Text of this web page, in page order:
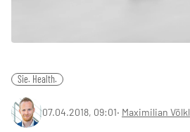
Sie. Health.
07.04.2018, 09:01‧ Maximilian Völkl